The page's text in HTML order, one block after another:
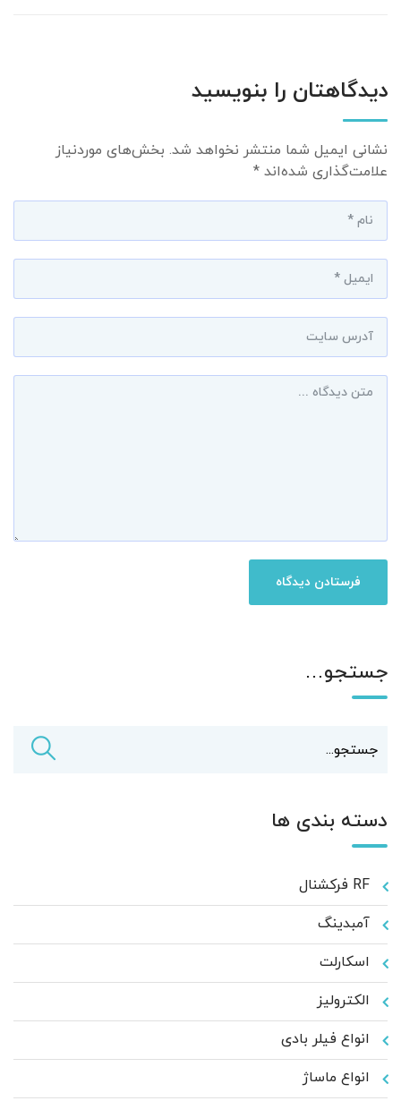
دیدگاهتان را بنویسید
نشانی ایمیل شما منتشر نخواهد شد. بخش‌های موردنیاز
علامت‌گذاری شده‌اند *
جستجو…
دسته بندی ها
RF فرکشنال
آمبدینگ
اسکارلت
الکترولیز
انواع فیلر بادی
انواع ماساژ